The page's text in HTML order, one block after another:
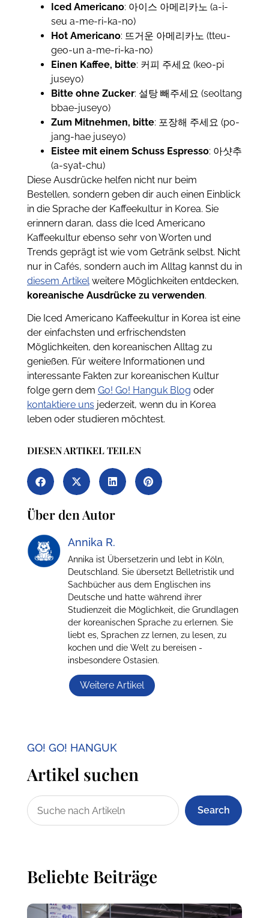
Iced Americano: 아이스 아메리카노 (a-i-
seu a-me-ri-ka-no)
Hot Americano: 뜨거운 아메리카노 (tteu-
geo-un a-me-ri-ka-no)
Einen Kaffee, bitte: 커피 주세요 (keo-pi
juseyo)
Bitte ohne Zucker: 설탕 빼주세요 (seoltang
bbae-juseyo)
Zum Mitnehmen, bitte: 포장해 주세요 (po-
jang-hae juseyo)
Eistee mit einem Schuss Espresso: 아샷추
(a-syat-chu)
Diese Ausdrücke helfen nicht nur beim
Bestellen, sondern geben dir auch einen Einblick
in die Sprache der Kaffeekultur in Korea. Sie
erinnern daran, dass die Iced Americano
Kaffeekultur ebenso sehr von Worten und
Trends geprägt ist wie vom Getränk selbst. Nicht
nur in Cafés, sondern auch im Alltag kannst du in
diesem Artikelweitere Möglichkeiten entdecken,
koreanische Ausdrücke zu verwenden.
Die Iced Americano Kaffeekultur in Korea ist eine
der einfachsten und erfrischendsten
Möglichkeiten, den koreanischen Alltag zu
genießen. Für weitere Informationen und
interessante Fakten zur koreanischen Kultur
folge gern dem Go! Go! Hanguk Blog oder
kontaktiere uns jederzeit, wenn du in Korea
leben oder studieren möchtest.
DIESEN ARTIKEL TEILEN
Über den Autor
Annika R.
Annika ist Übersetzerin und lebt in Köln,
Deutschland. Sie übersetzt Belletristik und
Sachbücher aus dem Englischen ins
Deutsche und hatte während ihrer
Studienzeit die Möglichkeit, die Grundlagen
der koreanischen Sprache zu erlernen. Sie
liebt es, Sprachen zz lernen, zu lesen, zu
kochen und die Welt zu bereisen -
insbesondere Ostasien.
Weitere Artikel
GO! GO! HANGUK
Artikel suchen
Search
Beliebte Beiträge